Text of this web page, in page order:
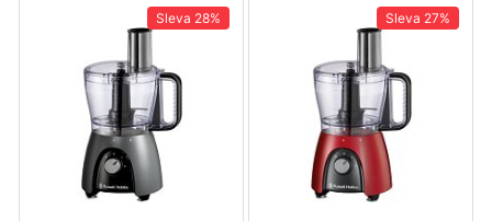
Sleva 28% Sleva 27%